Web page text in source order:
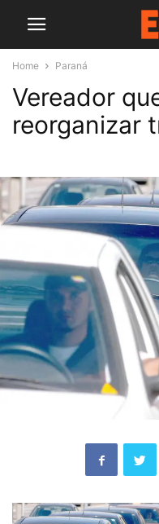
Home Paraná
Vereador
reorganizar